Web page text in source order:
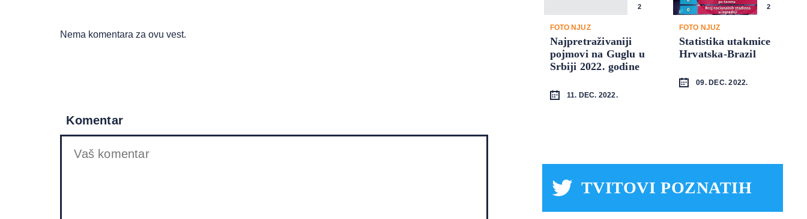
Nema komentara za ovu vest.
Komentar
2
FOTO NJUZ
Najpretraživaniji
pojmovi na Guglu u
Srbiji 2022. godine
11. DEC. 2022.
2
FOTO NJUZ
Statistika utakmice
Hrvatska-Brazil
09. DEC. 2022.
TVITOVI POZNATIH